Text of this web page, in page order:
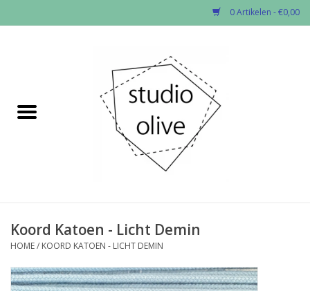
0 Artikelen - €0,00
✂︎Nieuw
Fournituren
Koord Katoen - Licht Demin
HOME/ KOORD KATOEN - LICHT DEMIN